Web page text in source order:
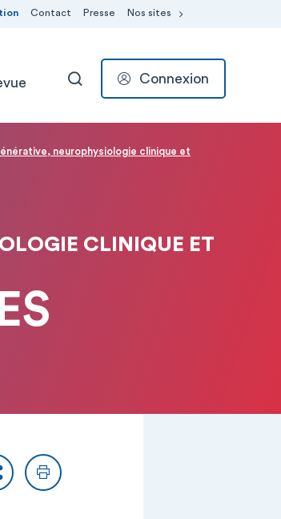
Contact Presse Nos sites
RECHERCHER
Connexion
neurophysiologie clinique et
CLINIQUE ET
Imprimer